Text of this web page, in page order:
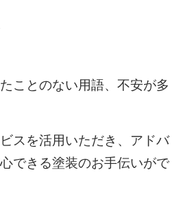
ことのない用語、不安が多
スを活用いただき、アドバ
できる塗装のお手伝いがで